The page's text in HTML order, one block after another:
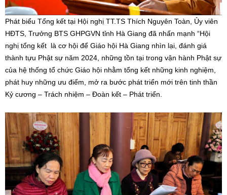
Phát biểu Tổng kết tại Hội nghị TT.TS Thích Nguyên Toàn, Ủy viên
HĐTS, Trưởng BTS GHPGVN tỉnh Hà Giang đã nhấn mạnh “Hội
nghị tổng kết là cơ hội để Giáo hội Hà Giang nhìn lại, đánh giá
thành tựu Phật sự năm 2024, những tồn tại trong vận hành Phật sự
của hệ thống tổ chức Giáo hội nhằm tổng kết những kinh nghiệm,
phát huy những ưu điểm, mở ra bước phát triển mới trên tinh thần
Kỷ cương – Trách nhiệm – Đoàn kết – Phát triển.